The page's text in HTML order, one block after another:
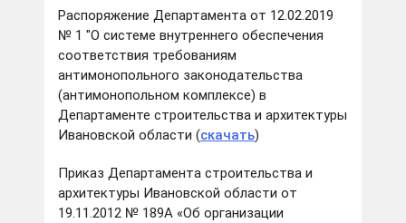
Распоряжение Департамента от 12.02.2019
№ 1 "О системе внутреннего обеспечения
соответствия требованиям
антимонопольного законодательства
(антимонопольном комплексе) в
Департаменте строительства и архитектуры
Ивановской области (скачать)
Приказ Департамента строительства и
архитектуры Ивановской области от
19.11.2012 № 189А «Об организации